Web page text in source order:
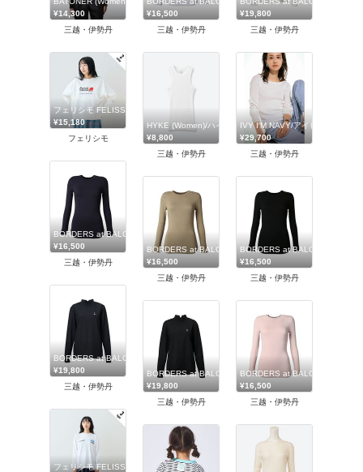
¥14,300
三越・伊勢丹
¥16,500
三越・伊勢丹
¥19,800
三越・伊勢丹
フェリシモ FELISSIMO
¥15,180
フェリシモ
HYKE (Women)/ハイク
¥8,800
三越・伊勢丹
IVY I′M NAVY/アイビーアイムネ
¥29,700
三越・伊勢丹
BORDERS at BALCONY (Women)/ボーダーズアットバルコニー
¥16,500
三越・伊勢丹
BORDERS at BALCONY (Women)/ボーダーズアットバル
¥16,500
三越・伊勢丹
BORDERS at BALCONY
¥16,500
三越・伊勢丹
BORDERS at BALCONY (Women)/ボーダーズアットバルコニー
¥19,800
三越・伊勢丹
BORDERS at BALCONY (Women)/ボーダーズアットバル
¥19,800
三越・伊勢丹
BORDERS at BALCONY
¥16,500
三越・伊勢丹
フェリシモ FELISSIMO